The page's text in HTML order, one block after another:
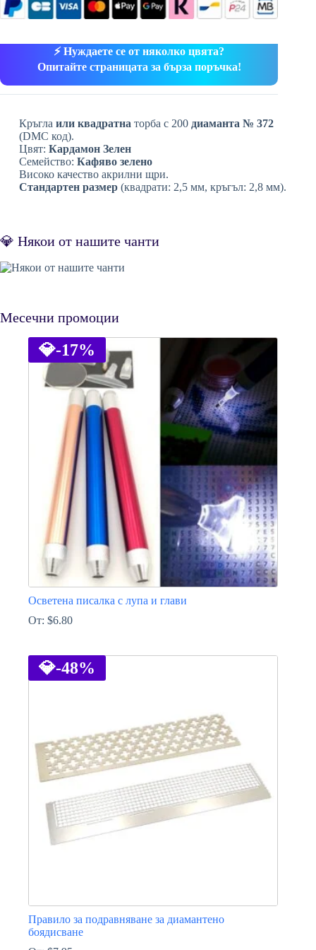
⚡ Нуждаете се от няколко цвята?
Опитайте страницата за бърза поръчка!
Кръгла или квадратна торба с 200 диаманта № 372
(DMC код).
Цвят: Кардамон Зелен
Семейство: Кафяво зелено
Високо качество акрилни щри.
Стандартен размер(квадрати: 2,5 мм, кръгъл: 2,8 мм).
💎 Някои от нашите чанти
Месечни промоции
💎-17%
Осветена писалка с лупа и глави
От: $6.80
product
has
multiple
be
chosen
on
the
page
💎-48%
Правило за подравняване за диамантено
боядисване